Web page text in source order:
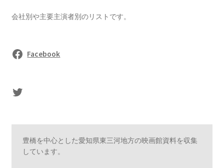
会社別や主要主演者別のリストです。
Facebook
sasaki's Twitter
豊橋を中心とした愛知県東三河地方の映画館資料を収集
しています。